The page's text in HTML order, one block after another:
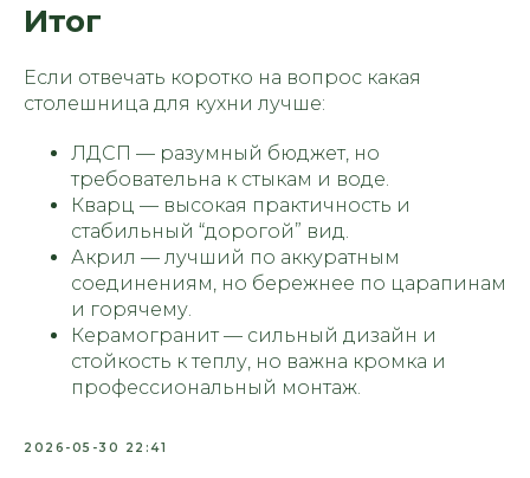
Итог
Если отвечать коротко на вопрос какая
столешница для кухни лучше:
ЛДСП — разумный бюджет, но
требовательна к стыкам и воде.
Кварц — высокая практичность и
стабильный “дорогой” вид.
Акрил — лучший по аккуратным
соединениям, но бережнее по царапинам
и горячему.
Керамогранит — сильный дизайн и
стойкость к теплу, но важна кромка и
профессиональный монтаж.
2026-05-30 22:41
Бесплатный замер
nsk@promebelnsk.ru
Бесплатная консультация